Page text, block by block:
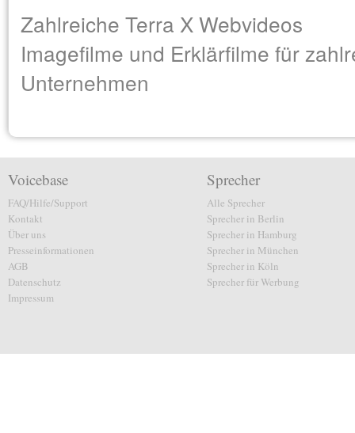
Zahlreiche Terra X Webvideos
Imagefilme und Erklärfilme für
Unternehmen
Voicebase
FAQ/Hilfe/Support
Kontakt
Über uns
Presseinformationen
AGB
Datenschutz
Impressum
Sprecher
Alle Sprecher
Sprecher in Berlin
Sprecher in Hamburg
Sprecher in München
Sprecher in Köln
Sprecher für Werbung